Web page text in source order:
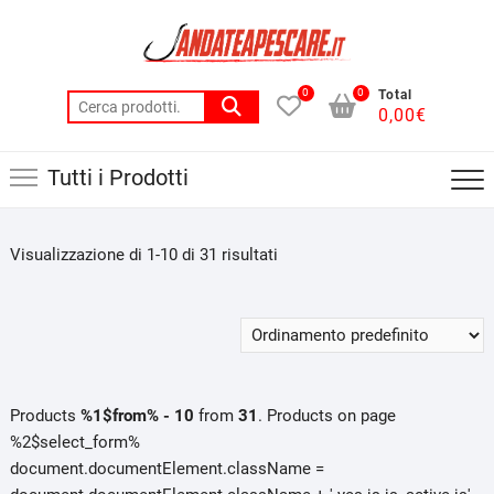
Cerca:
0 Total
0,00€
0
Tutti i Prodotti
Visualizzazione di 1-10 di 31 risultati
Products %1$from% - 10 from 31 . Products on page
%2$select_form%
document.documentElement.className =